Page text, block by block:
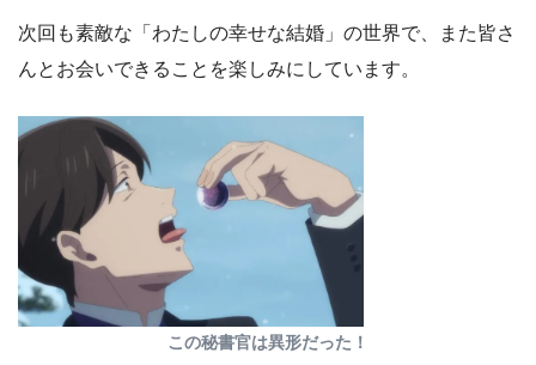
次回も素敵な「わたしの幸せな結婚」の世界で、また皆さ
んとお会いできることを楽しみにしています。
この秘書官は異形だった！